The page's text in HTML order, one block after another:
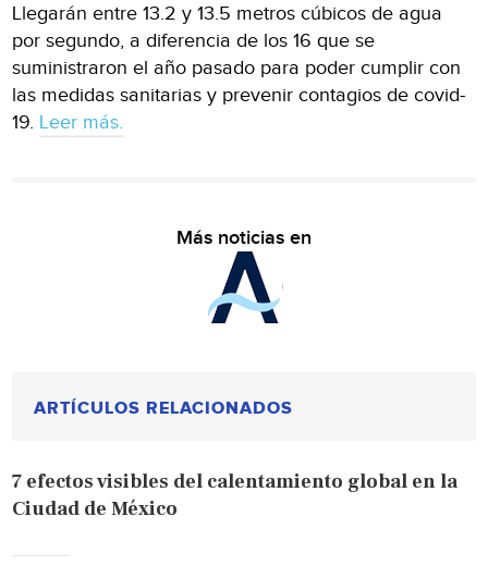
Llegarán entre 13.2 y 13.5 metros cúbicos de agua
por segundo, a diferencia de los 16 que se
suministraron el año pasado para poder cumplir con
las medidas sanitarias y prevenir contagios de covid-
19. Leer más.
Más noticias en
ARTÍCULOS RELACIONADOS
7 efectos visibles del calentamiento global en la
Ciudad de México